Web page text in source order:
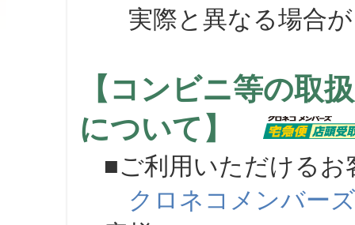
実際と異なる場合が
【コンビニ等の取
について】
■ご利用いただけるお
クロネコメンバーズ